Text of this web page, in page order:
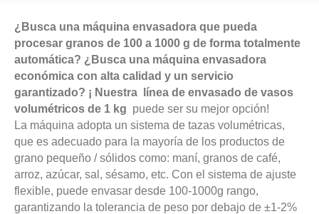
¿Busca una máquina envasadora que pueda
procesar granos de 100 a 1000 g de forma totalmente
automática? ¿Busca una máquina envasadora
económica con alta calidad y un servicio
garantizado? ¡ Nuestra
línea de envasado de vasos
volumétricos de 1 kg puede ser su mejor opción!
La máquina adopta un sistema de tazas volumétricas,
que es adecuado para la mayoría de los productos de
grano pequeño / sólidos como: maní, granos de café,
arroz, azúcar, sal, sésamo, etc. Con el sistema de ajuste
flexible, puede envasar desde 100-1000g rango,
garantizando la tolerancia de peso por debajo de ±1-2%